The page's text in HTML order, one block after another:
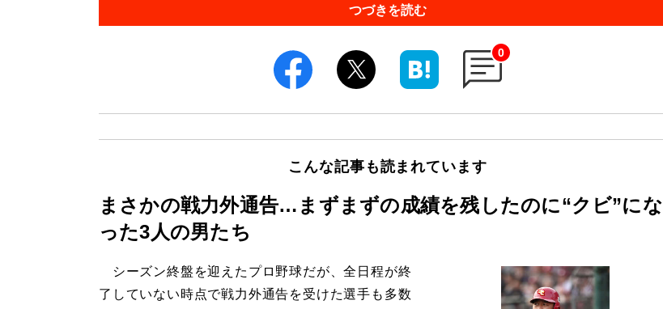
つづきを読む
0
こんな記事も読まれています
まさかの戦力外通告…まずまずの成績を残したのに“クビ”にな
った3人の男たち
シーズン終盤を迎えたプロ野球だが、全日程が終
了していない時点で戦力外通告を受けた選手も多数